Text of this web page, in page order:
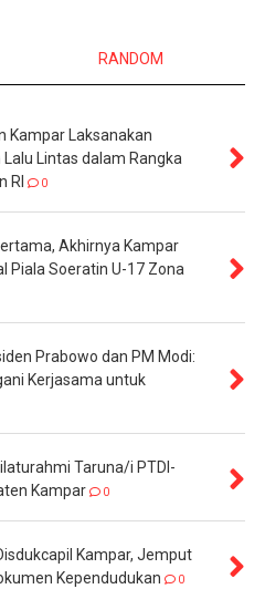
RANDOM
Kampar Laksanakan
Lintas dalam Rangka
RI
0
Akhirnya Kampar
Piala Soeratin U-17 Zona
Prabowo dan PM Modi:
Kerjasama untuk
Taruna/i PTDI-
Kampar
0
Kampar, Jemput
Kependudukan
0